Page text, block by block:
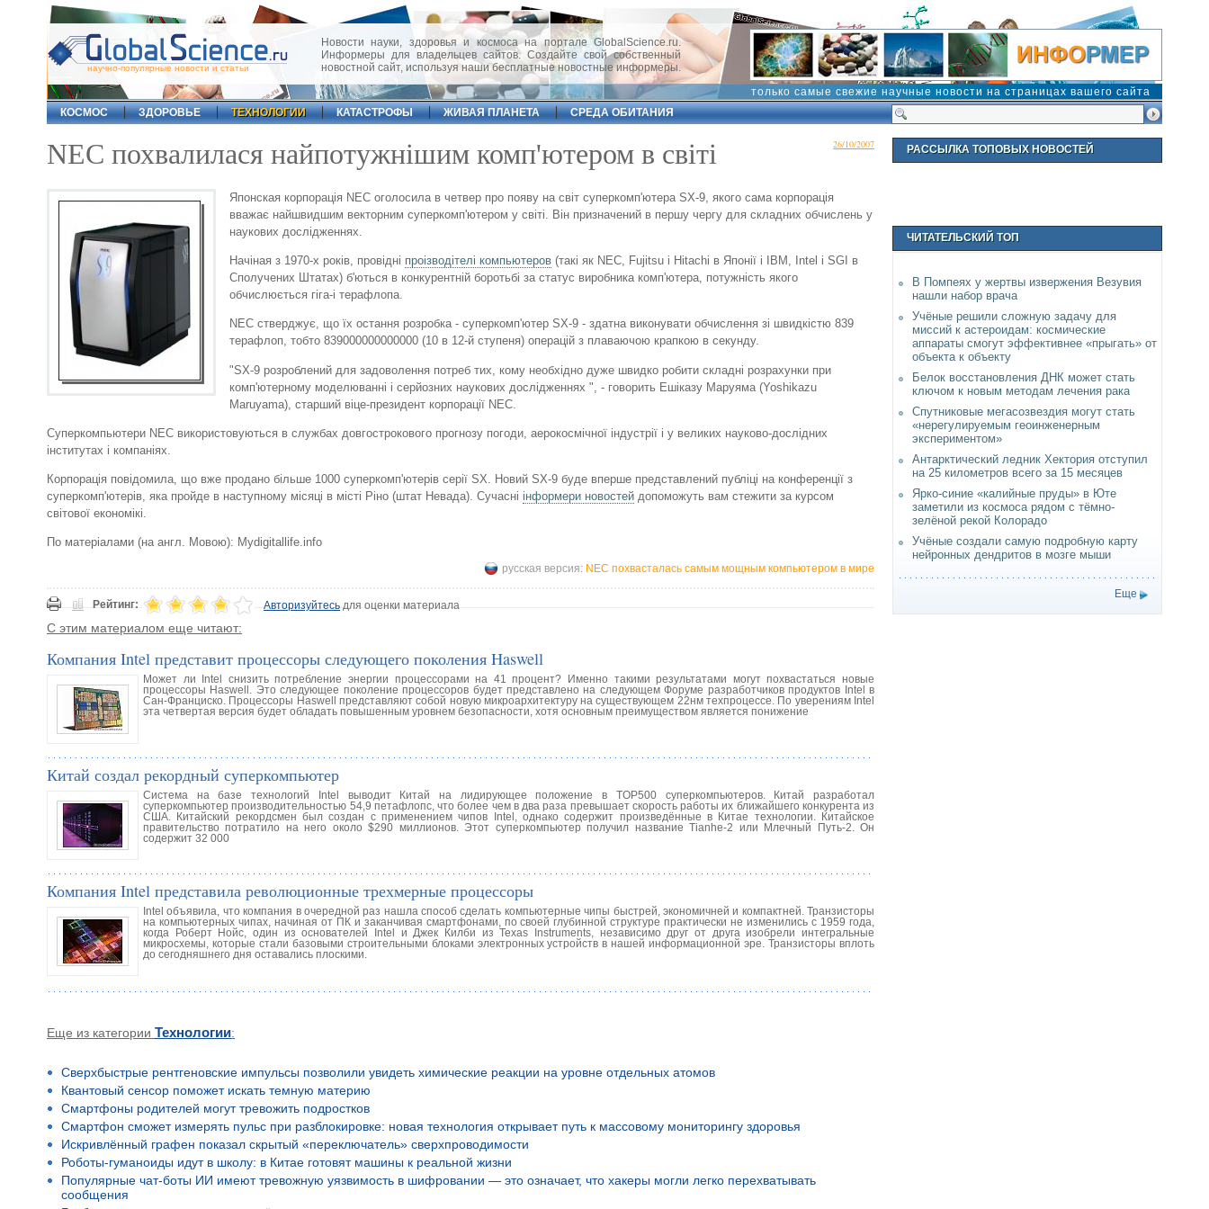
научно-популярные новости и статьи
Новости науки, здоровья и космоса на портале GlobalScience.ru.
Информеры для владельцев сайтов. Создайте свой собственный
новостной сайт, используя наши бесплатные новостные информеры.
только самые свежие научные новости на страницах вашего сайта
КОСМОС
ЗДОРОВЬЕ ТЕХНОЛОГИИ КАТАСТРОФЫ ЖИВАЯ ПЛАНЕТА СРЕДА ОБИТАНИЯ
26/10/2007
NEC похвалилася найпотужнішим комп'ютером в світі
Японская корпорація NEC оголосила в четвер про появу на світ суперкомп'ютера SX-9, якого сама корпорація
вважає найшвидшим векторним суперкомп'ютером у світі. Він призначений в першу чергу для складних обчислень у
наукових дослідженнях.
Начіная з 1970-х років, провідні проізводітелі компьютеров (такі як NEC, Fujitsu і Hitachi в Японії і IBM, Intel і SGI в
Сполучених Штатах) б'ються в конкурентній боротьбі за статус виробника комп'ютера, потужність якого
обчислюється гіга-і терафлопа.
NEC стверджує, що їх остання розробка - суперкомп'ютер SX-9 - здатна виконувати обчислення зі швидкістю 839
терафлоп, тобто 839000000000000 (10 в 12-й ступеня) операцій з плаваючою крапкою в секунду.
"SX-9 розроблений для задоволення потреб тих, кому необхідно дуже швидко робити складні розрахунки при
комп'ютерному моделюванні і серйозних наукових дослідженнях ", - говорить Ешіказу Маруяма (Yoshikazu
Maruyama), старший віце-президент корпорації NEC.
Суперкомпьютери NEC використовуються в службах довгострокового прогнозу погоди, аерокосмічної індустрії і у великих науково-дослідних
інститутах і компаніях.
Корпорація повідомила, що вже продано більше 1000 суперкомп'ютерів серії SX. Новий SX-9 буде вперше представлений публіці на конференції з
суперкомп'ютерів, яка пройде в наступному місяці в місті Ріно (штат Невада). Сучасні інформери новостей допоможуть вам стежити за курсом
світової економікі.
По матеріалами (на англ. Мовою): Mydigitallife.info
русская версия: NEC похвасталась самым мощным компьютером в мире
Рейтинг: Авторизуйтесьдля оценки материала
С этим материалом еще читают:
Компания Intel представит процессоры следующего поколения Haswell
Может ли Intel снизить потребление энергии процессорами на 41 процент? Именно такими результатами могут похвастаться новые
процессоры Haswell. Это следующее поколение процессоров будет представлено на следующем Форуме разработчиков продуктов Intel в
Сан-Франциско. Процессоры Haswell представляют собой новую микроархитектуру на существующем 22нм техпроцессе. По уверениям Intel
эта четвертая версия будет обладать повышенным уровнем безопасности, хотя основным преимуществом является понижение
Китай создал рекордный суперкомпьютер
Система на базе технологий Intel выводит Китай на лидирующее положение в TOP500 суперкомпьютеров. Китай разработал
суперкомпьютер производительностью 54,9 петафлопс, что более чем в два раза превышает скорость работы их ближайшего конкурента из
США. Китайский рекордсмен был создан с применением чипов Intel, однако содержит произведённые в Китае технологии. Китайское
правительство потратило на него около $290 миллионов. Этот суперкомпьютер получил название Tianhe-2 или Млечный Путь-2. Он
содержит 32 000
Компания Intel представила революционные трехмерные процессоры
Intel объявила, что компания в очередной раз нашла способ сделать компьютерные чипы быстрей, экономичней и компактней. Транзисторы
на компьютерных чипах, начиная от ПК и заканчивая смартфонами, по своей глубинной структуре практически не изменились с 1959 года,
когда Роберт Нойс, один из основателей Intel и Джек Килби из Texas Instruments, независимо друг от друга изобрели интегральные
микросхемы, которые стали базовыми строительными блоками электронных устройств в нашей информационной эре. Транзисторы вплоть
до сегодняшнего дня оставались плоскими.
Еще из категории Технологии:
Сверхбыстрые рентгеновские импульсы позволили увидеть химические реакции на уровне отдельных атомов
Квантовый сенсор поможет искать темную материю
Смартфоны родителей могут тревожить подростков
Смартфон сможет измерять пульс при разблокировке: новая технология открывает путь к массовому мониторингу здоровья
Искривлённый графен показал скрытый «переключатель» сверхпроводимости
Роботы-гуманоиды идут в школу: в Китае готовят машины к реальной жизни
Популярные чат-боты ИИ имеют тревожную уязвимость в шифровании — это означает, что хакеры могли легко перехватывать
сообщения
РАССЫЛКА ТОПОВЫХ НОВОСТЕЙ
ЧИТАТЕЛЬСКИЙ ТОП
В Помпеях у жертвы извержения Везувия
нашли набор врача
Учёные решили сложную задачу для
миссий к астероидам: космические
аппараты смогут эффективнее «прыгать» от
объекта к объекту
Белок восстановления ДНК может стать
ключом к новым методам лечения рака
Спутниковые мегасозвездия могут стать
«нерегулируемым геоинженерным
экспериментом»
Антарктический ледник Хектория отступил
на 25 километров всего за 15 месяцев
Ярко-синие «калийные пруды» в Юте
заметили из космоса рядом с тёмно-
зелёной рекой Колорадо
Учёные создали самую подробную карту
нейронных дендритов в мозге мыши
Еще